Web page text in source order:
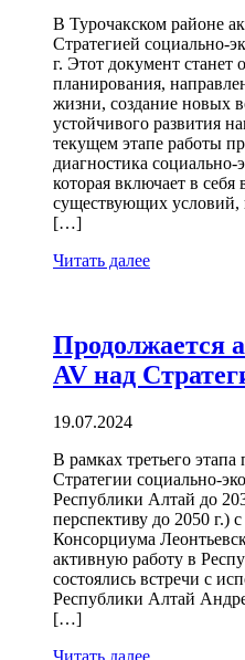
В Турочакском районе
Стратегией социально-
г. Этот документ станет
планирования,
жизни, создание новых
устойчивого развития
текущем этапе работы
диагностика
которая включает в себя
существующих условий,
[…]
Читать далее
Продолжается
AV над
19.07.2024
В рамках третьего этапа
Стратегии социально-
Республики Алтай до
перспективу до 2050 г.)
Консорциума
активную работу в
состоялись встречи с
Республики Алтай
[…]
Читать далее